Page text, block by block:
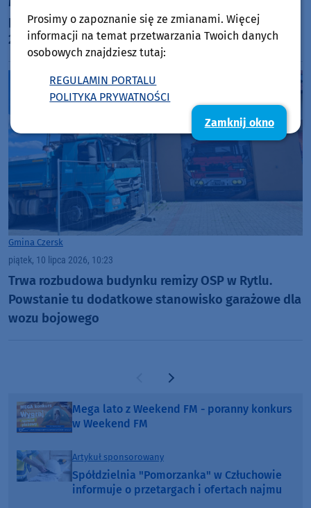
pojazdem. Dachowanie na drodze wojewódzkiej
237 w gminie Czersk
Gmina Czersk
piątek, 10 lipca 2026, 10:23
Trwa rozbudowa budynku remizy OSP w Rytlu.
Powstanie tu dodatkowe stanowisko garażowe dla
wozu bojowego
Poprzednia strona
Następna strona
Mega lato z Weekend FM - poranny konkurs
w Weekend FM
Artykuł sponsorowany
Spółdzielnia "Pomorzanka" w Człuchowie
informuje o przetargach i ofertach najmu
Prosimy o zapoznanie się ze zmianami. Więcej
informacji na temat przetwarzania Twoich danych
osobowych znajdziesz tutaj:
REGULAMIN PORTALU
POLITYKA PRYWATNOŚCI
Zamknij okno